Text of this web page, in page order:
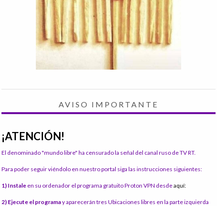
AVISO IMPORTANTE
¡ATENCIÓN!
El denominado "mundo libre" ha censurado la señal del canal ruso de TV RT.
Para poder seguir viéndolo en nuestro portal siga las instrucciones siguientes:
1) Instale en su ordenador el programa gratuito Proton VPN desdeaquí:
2) Ejecute el programay aparecerán tres Ubicaciones libres en la parte izquierda